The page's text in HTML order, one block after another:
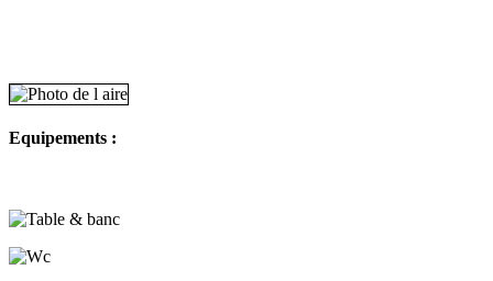
Equipements :